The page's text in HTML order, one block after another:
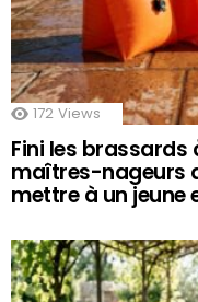
172 Views
Fini les brassards
maîtres-nageurs
mettre à un jeune